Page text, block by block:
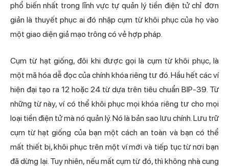
phổ biến nhất trong lĩnh vực tự quản lý tiền điện tử chỉ đơn
giản là thuyết phục ai đó nhập cụm từ khôi phục của họ vào
một giao diện giả mạo trông có vẻ hợp pháp.
Cụm từ hạt giống, đôi khi được gọi là cụm từ khôi phục, là
một mã hóa dễ đọc của chính khóa riêng tư đó. Hầu hết các ví
hiện đại tạo ra 12 hoặc 24 từ dựa trên tiêu chuẩn BIP-39. Từ
những từ này, ví có thể khôi phục mọi khóa riêng tư cho mọi
loại tiền điện tử mà nó quản lý. Nó là bản sao lưu chính. Lưu trữ
cụm từ hạt giống của bạn một cách an toàn và bạn có thể
mất thiết bị, khôi phục trên một ví mới và tiếp tục từ nơi bạn
đã dừng lại. Tuy nhiên, nếu mất cụm từ đó, thì không nhà cung